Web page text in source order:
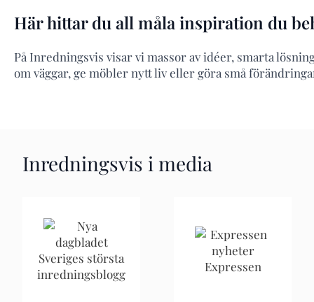
Här hittar du all måla inspiration du
På Inredningsvis visar vi massor av idéer, smarta
om väggar, ge möbler nytt liv eller göra små
Inredningsvis i media
Sveriges största
inredningsblogg
Expressen